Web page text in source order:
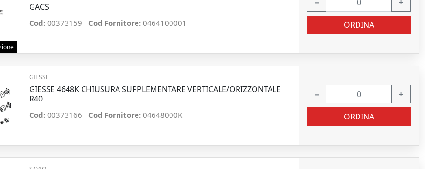
GACS
Cod: 00373159 Cod Fornitore: 0464100001
− +
ORDINA
GIESSE
GIESSE 4648K CHIUSURA SUPPLEMENTARE VERTICALE/ORIZZONTALE
R40
Cod: 00373166 Cod Fornitore: 04648000K
− +
ORDINA